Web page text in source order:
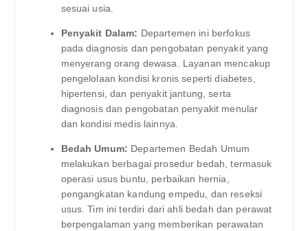
sesuai usia.
Penyakit Dalam: Departemen ini berfokus
pada diagnosis dan pengobatan penyakit yang
menyerang orang dewasa. Layanan mencakup
pengelolaan kondisi kronis seperti diabetes,
hipertensi, dan penyakit jantung, serta
diagnosis dan pengobatan penyakit menular
dan kondisi medis lainnya.
Bedah Umum: Departemen Bedah Umum
melakukan berbagai prosedur bedah, termasuk
operasi usus buntu, perbaikan hernia,
pengangkatan kandung empedu, dan reseksi
usus. Tim ini terdiri dari ahli bedah dan perawat
berpengalaman yang memberikan perawatan